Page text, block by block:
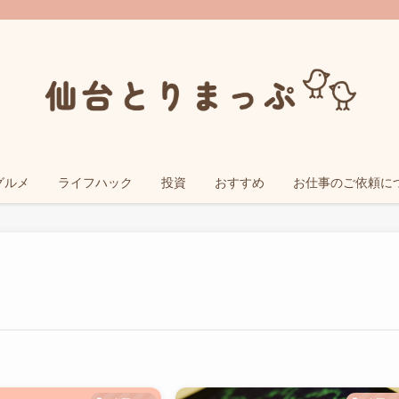
ルメ ライフハック 投資 おすすめ お仕事のご依頼に